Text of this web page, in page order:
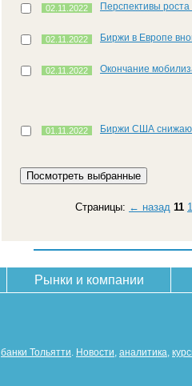
02.11.2022 Перспективы
02.11.2022 Биржи в Европе
02.11.2022 Окончание
01.11.2022 Биржи США
Страницы: ← назад 11
Рынки и компании
банки Тольятти Новости аналитика